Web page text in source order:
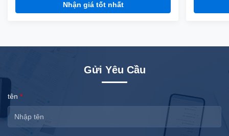
national standerd steel, durable motors and elastic
fiber silicone skin. Waterproof, resistant to high
Nhận giá tốt nhất
fiber
Gửi Yêu Cầu
tên *